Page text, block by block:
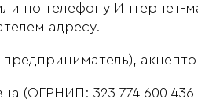
по телефону Интернет-
адресу.
(ОГРНИП: 323 774 600 436